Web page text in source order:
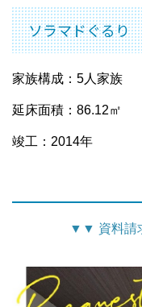
ソラマドぐるり
家族構成：5人家族
延床面積：86.12㎡
竣工：2014年
▼ ▼ 資料請